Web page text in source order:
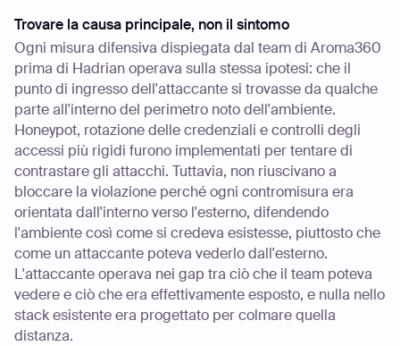
Trovare la causa principale, non il sintomo
Ogni misura difensiva dispiegata dal team di Aroma360
prima di Hadrian operava sulla stessa ipotesi: che il
punto di ingresso dell'attaccante si trovasse da qualche
parte all'interno del perimetro noto dell'ambiente.
Honeypot, rotazione delle credenziali e controlli degli
accessi più rigidi furono implementati per tentare di
contrastare gli attacchi. Tuttavia, non riuscivano a
bloccare la violazione perché ogni contromisura era
orientata dall'interno verso l'esterno, difendendo
l'ambiente così come si credeva esistesse, piuttosto che
come un attaccante poteva vederlo dall'esterno.
L'attaccante operava nei gap tra ciò che il team poteva
vedere e ciò che era effettivamente esposto, e nulla nello
stack esistente era progettato per colmare quella
distanza.